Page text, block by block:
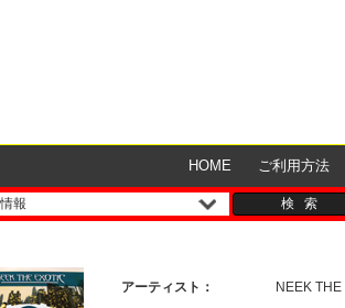
HOME ご利用方法
アーティスト：
NEEK THE